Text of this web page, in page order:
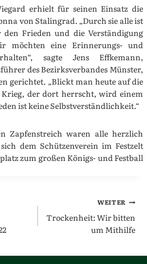
erhielt für seinen Einsatz die
von Stalingrad. „Durch sie alle ist
Frieden und die Verständigung
möchten eine Erinnerungs- und
sagte Jens Effkemann,
des Bezirksverbandes Münster,
gerichtet. „Blickt man heute auf die
der dort herrscht, wird einem
ist keine Selbstverständlichkeit.“
Zapfenstreich waren alle herzlich
dem Schützenverein im Festzelt
zum großen Königs- und Festball
WEITER
Trockenheit: Wir bitten
um Mithilfe